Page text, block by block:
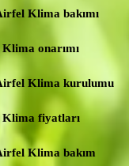
Klima bakımı
onarımı
Klima kurulumu
Klima fiyatları
Klima bakım